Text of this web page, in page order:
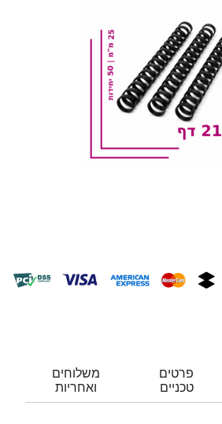
פרטים
טכניים
משלוחים
ואחריות